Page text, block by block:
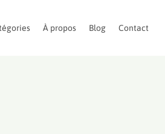
À propos Blog Contact